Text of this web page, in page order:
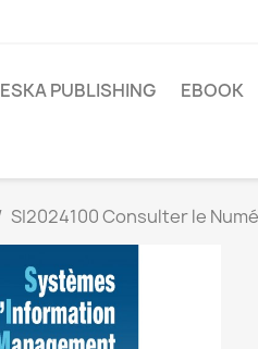
ESKA PUBLISHING EBOOK
SI2024100 Consulter le